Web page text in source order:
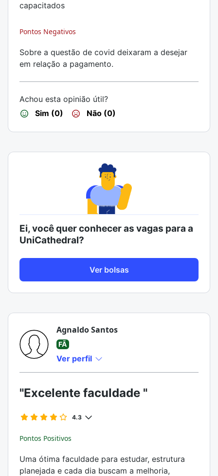
capacitados
Pontos Negativos
Sobre a questão de covid deixaram a desejar
em relação a pagamento.
Achou esta opinião útil?
Sim (0)
Não (0)
Ei, você quer conhecer as vagas para a
UniCathedral?
Ver bolsas
Agnaldo Santos
FÃ
Ver perfil
"Excelente faculdade "
4.3
Pontos Positivos
Uma ótima faculdade para estudar, estrutura
planejada e cada dia buscam a melhoria,